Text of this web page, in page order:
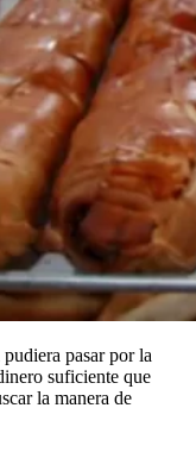
pasar por la
suficiente que
la manera de